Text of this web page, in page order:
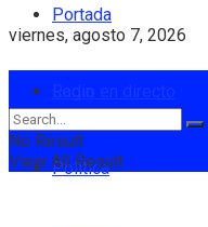
viernes, agosto 7, 2026
Portada
Política
No Result
View All Result